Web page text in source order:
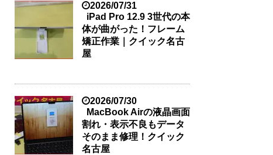
2026/07/31
iPad Pro 12.9 3世代の本
体が曲がった！フレーム
矯正作業｜クイック名古
屋
2026/07/30
MacBook Airの液晶画面
割れ・表示不良もデータ
そのまま修理！クイック
名古屋